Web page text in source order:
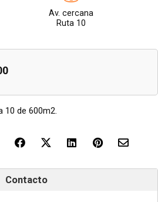
Av. cercana
Ruta 10
10 de 600m2.
Contacto